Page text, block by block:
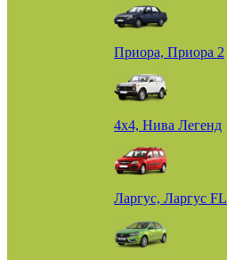
Приора, Приора 2
4х4, Нива Легенд
Ларгус, Ларгус FL